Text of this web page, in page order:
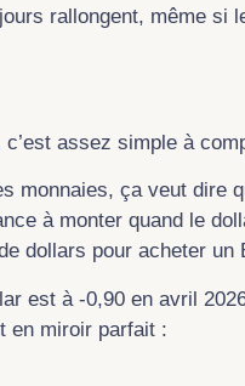
rallongent, même si
assez simple à
monnaies, ça veut dire
à monter quand le
dollars pour acheter un
est à -0,90 en avril
en miroir parfait :